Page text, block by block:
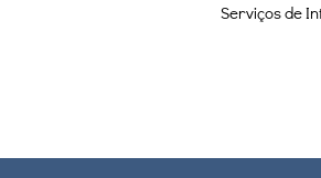
Serviços de